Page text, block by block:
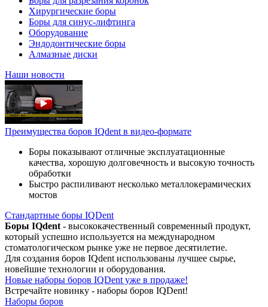
Хирургические боры
Боры для синус-лифтинга
Оборудование
Эндодонтические боры
Алмазные диски
Наши новости
Преимущества боров IQdent в видео-формате
Боры показывают отличные эксплуатационные
качества, хорошую долговечность и высокую точность
обработки
Быстро распиливают несколько металлокерамических
мостов
Стандартные боры IQDent
Боры IQdent - высококачественный современный продукт,
который успешно используется на международном
стоматологическом рынке уже не первое десятилетие.
Для создания боров IQdent использованы лучшее сырье,
новейшие технологии и оборудования.
Новые наборы боров IQDent уже в продаже!
Встречайте новинку - наборы боров IQDent!
Наборы боров